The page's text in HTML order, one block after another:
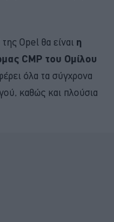
Opel θα είναι η
CMP του Ομίλου
όλα τα σύγχρονα
καθώς και πλούσια